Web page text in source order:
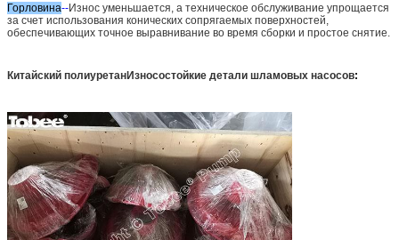
Горловина--Износ уменьшается, а техническое обслуживание упрощается
за счет использования конических сопрягаемых поверхностей,
обеспечивающих точное выравнивание во время сборки и простое снятие.
Китайский полиуретанИзносостойкие детали шламовых насосов: